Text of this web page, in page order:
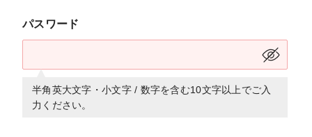
パスワード
半角英大文字・小文字 / 数字を含む10文字以上でご入
力ください。